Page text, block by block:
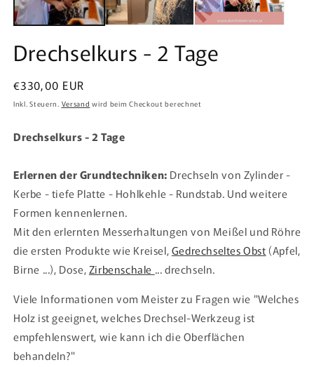
Drechselkurs - 2 Tage
Normaler
Preis
€330,00 EUR
Inkl. Steuern. Versand wird beim Checkout berechnet
Drechselkurs - 2 Tage
Erlernen der Grundtechniken: Drechseln von Zylinder -
Kerbe - tiefe Platte - Hohlkehle - Rundstab. Und weitere
Formen kennenlernen.
Mit den erlernten Messerhaltungen von Meißel und Röhre
die ersten Produkte wie Kreisel,Gedrechseltes Obst (Apfel,
Birne ...), Dose,Zirbenschale ... drechseln.
Viele Informationen vom Meister zu Fragen wie "Welches
Holz ist geeignet, welches Drechsel-Werkzeug ist
empfehlenswert, wie kann ich die Oberflächen
behandeln?"